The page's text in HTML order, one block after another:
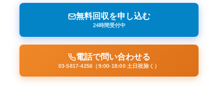
無料回収を申し込む
24時間受付中
電話で問い合わせる
03-5817-4256（9:00-18:00 土日祝除く）